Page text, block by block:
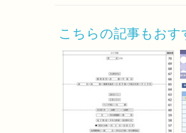
こちらの記事もおす